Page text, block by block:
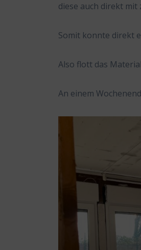
diese auch direkt mit
Somit konnte direkt
Also flott das
An einem